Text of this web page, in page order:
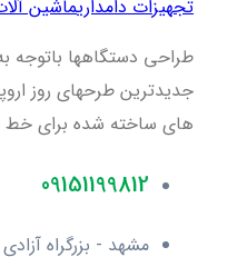
تجهیزات دامداریماشین
طراحی دستگاهها باتوجه
جدیدترین طرحهای روز
های ساخته شده برای خط
09151199812